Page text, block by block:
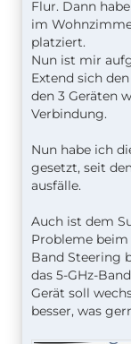
Flur. Dann
im
platziert.
Nun ist mir
Extend sich
den 3 Geräten
Verbindung.
Nun habe ich
gesetzt, seit
ausfälle.
Auch ist dem
Probleme
Band Steering
das 5-GHz-
Gerät soll
besser, was